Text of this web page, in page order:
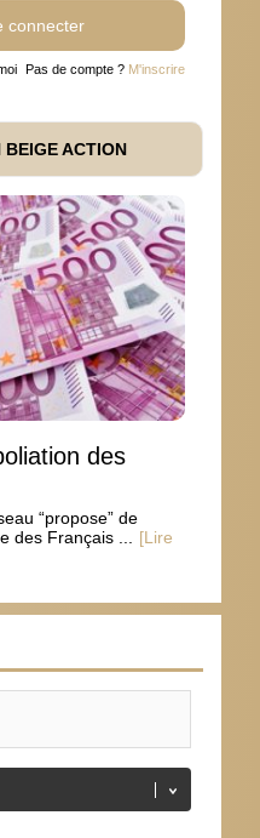
Pas de compte ? M'inscrire
BEIGE ACTION
des
“propose” de
des Français ...
[Lire